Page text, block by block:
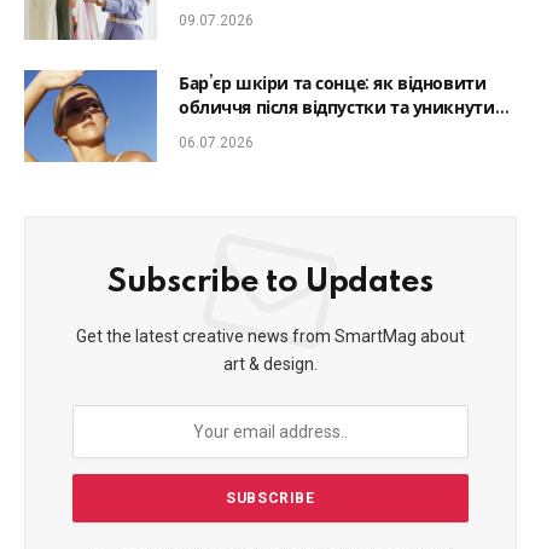
який образ гармонійним
09.07.2026
Бар’єр шкіри та сонце: як відновити
обличчя після відпустки та уникнути
фотостаріння
06.07.2026
Subscribe to Updates
Get the latest creative news from SmartMag about
art & design.